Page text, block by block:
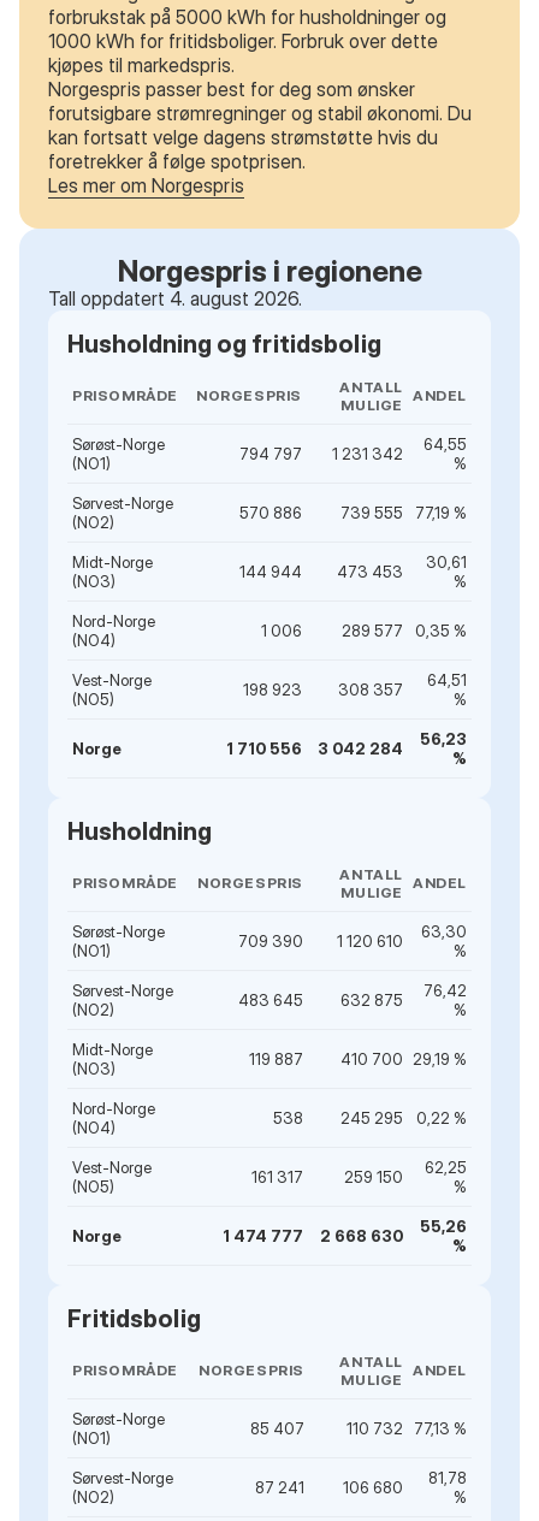
forbrukstak på 5000 kWh for husholdninger og
1000 kWh for fritidsboliger. Forbruk over dette
kjøpes til markedspris.
Norgespris passer best for deg som ønsker
forutsigbare strømregninger og stabil økonomi. Du
kan fortsatt velge dagens strømstøtte hvis du
foretrekker å følge spotprisen.
Les mer om Norgespris
Norgespris i regionene
Tall oppdatert 4. august 2026.
Husholdning og fritidsbolig
PRISOMRÅDE NORGESPRIS
ANTALL
MULIGE
ANDEL
Sørøst-Norge
(NO1)
794 797 1 231 342
64,55
%
Sørvest-Norge
(NO2)
570 886 739 555 77,19 %
Midt-Norge
(NO3)
144 944 473 453
30,61
%
Nord-Norge
(NO4)
1 006 289 577 0,35 %
Vest-Norge
(NO5)
198 923 308 357
64,51
%
Norge 1 710 556 3 042 284
56,23
%
Husholdning
PRISOMRÅDE NORGESPRIS
ANTALL
MULIGE
ANDEL
Sørøst-Norge
(NO1)
709 390 1 120 610
63,30
%
Sørvest-Norge
(NO2)
483 645 632 875
76,42
%
Midt-Norge
(NO3)
119 887 410 700 29,19 %
Nord-Norge
(NO4)
538 245 295 0,22 %
Vest-Norge
(NO5)
161 317 259 150
62,25
%
Norge 1 474 777 2 668 630
55,26
%
Fritidsbolig
PRISOMRÅDE NORGESPRIS
ANTALL
MULIGE
ANDEL
Sørøst-Norge
(NO1)
85 407 110 732 77,13 %
Sørvest-Norge
(NO2)
87 241 106 680
81,78
%